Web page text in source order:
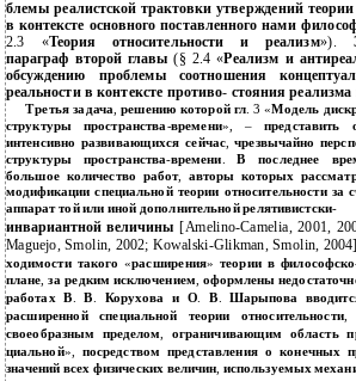
блемы реалистской трактовки утверждений теории
в контексте основного поставленного нами
2.3 «Теория относительности и реализм»).
параграф второй главы(§ 2.4 «Реализм и
обсуждению проблемы соотношения
реальности в контексте противо- стояния
Третья задача, решению которой гл. 3 «Модель
структуры пространства-времени», –представить
интенсивно развивающихся сейчас,чрезвычайно
структуры пространства-времени В последнее
большое количество работ, авторы которых
модификации специальной теории относительности за
аппарат той или иной дополнительной релятивистски-
инвариантной величины [Amelino-Camelia, 2001,
Maguejo, Smolin, 2002; Kowalski-Glikman, Smolin,
ходимости такого«расширения» теории в философско
плане,за редким исключением, оформлены
работах В.В. Корухова и О. В. Шарыпова
расширенной специальной теории относительности,
своеобразным пределом, ограничивающим область
циальной», посредством представления о конечных
значений всех физических величин, используемых